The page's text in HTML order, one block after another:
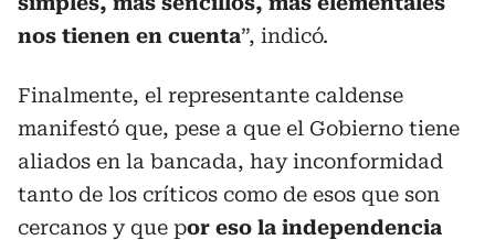
nos tienen en cuenta”, indicó.
Finalmente, el representante caldense
manifestó que, pese a que el Gobierno tiene
aliados en la bancada, hay inconformidad
tanto de los críticos como de esos que son
cercanos y que por eso la independencia